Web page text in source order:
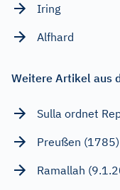
Iring
Alfhard
Weitere Artikel aus
Sulla ordnet
Preußen (1785)
Ramallah